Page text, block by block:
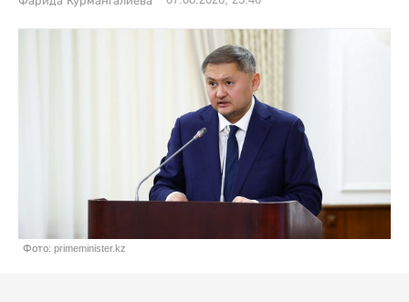
Фото: primeminister.kz